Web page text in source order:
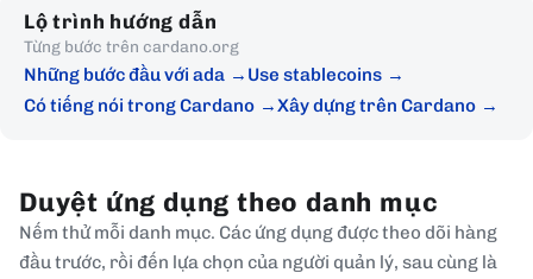
Lộ trình hướng dẫn
Từng bước trên cardano.org
Những bước đầu với ada
Use stablecoins
Có tiếng nói trong Cardano
Xây dựng trên Cardano
Duyệt ứng dụng theo danh mục
Nếm thử mỗi danh mục. Các ứng dụng được theo dõi hàng
đầu trước, rồi đến lựa chọn của người quản lý, sau cùng là